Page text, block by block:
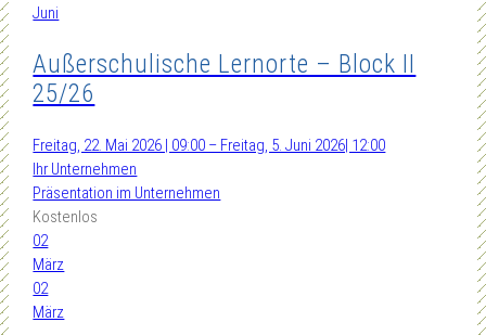
Juni
Außerschulische Lernorte – Block II
25/26
Freitag, 22. Mai 2026 | 09:00 – Freitag, 5. Juni 2026| 12:00
Ihr Unternehmen
Präsentation im Unternehmen
Kostenlos
02
März
02
März